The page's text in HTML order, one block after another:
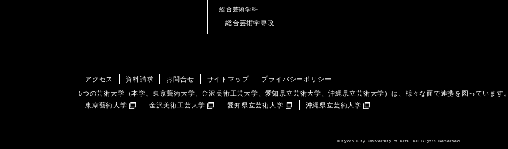
総合芸術学科
総合芸術学専攻
アクセス 資料請求 お問合せ サイトマップ
プライバシーポリシー
5つの芸術大学（本学、東京藝術大学、金沢美術工芸大学、愛知県立芸術大学、沖縄県立芸術大学）は、様々な面で連携を図っています。
東京藝術大学
金沢美術工芸大学 愛知県立芸術大学 沖縄県立芸術大学
©️Kyoto City University of Arts. All Rights Reserved.